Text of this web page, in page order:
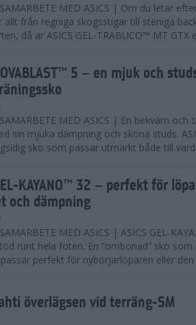
MED ASICS | Om du letar
allt från regniga skogsstigar till steniga
då är ASICS GEL-TRABUCO™ MT GTX
5 – en mjuk och
MED ASICS | En bekväm och
sin mjuka dämpning och sköna studs.
sko som passar utmärkt både till
KAYANO™ 32 – perfekt för
och dämpning
MED ASICS | ASICS GEL-
runt hela foten. En ”ombonad” sko
perfekt för nybörjarlöparen eller
överlägsen vid terräng-SM